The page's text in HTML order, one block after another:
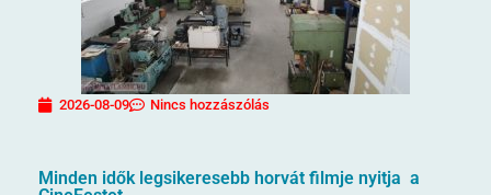
2026-08-09 Nincs hozzászólás
Minden idők legsikeresebb horvát filmje nyitja a